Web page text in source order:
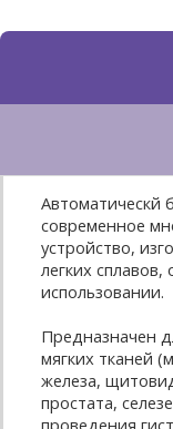
Автоматическй
современное
устройство,
легких
использовании.
Предназначен
мягких тканей
железа,
простата,